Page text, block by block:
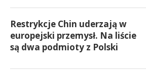
Restrykcje Chin uderzają w
europejski przemysł. Na liście
są dwa podmioty z Polski